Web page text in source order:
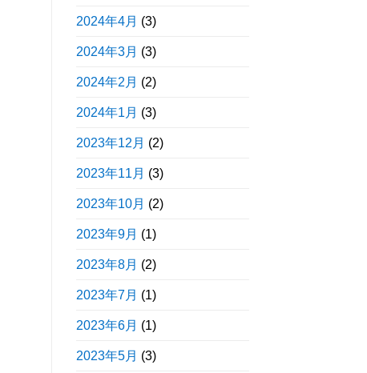
2024年4月 (3)
2024年3月 (3)
2024年2月 (2)
2024年1月 (3)
2023年12月 (2)
2023年11月 (3)
2023年10月 (2)
2023年9月 (1)
2023年8月 (2)
2023年7月 (1)
2023年6月 (1)
2023年5月 (3)